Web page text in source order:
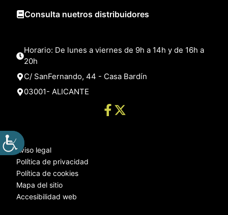
Consulta nuetros distribuidores
Horario: De lunes a viernes de 9h a 14h y de 16h a
20h
C/ SanFernando, 44 - Casa Bardín
03001- ALICANTE
Aviso legal
Política de privacidad
Política de cookies
Mapa del sitio
Accesibilidad web